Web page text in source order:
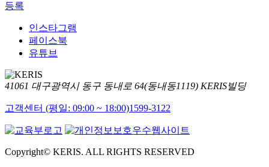
등록
인스타그램
페이스북
유튜브
41061 대구광역시 동구 동내로 64(동내동1119) KERIS빌딩
고객센터 (평일: 09:00 ~ 18:00)1599-3122
Copyright© KERIS. ALL RIGHTS RESERVED